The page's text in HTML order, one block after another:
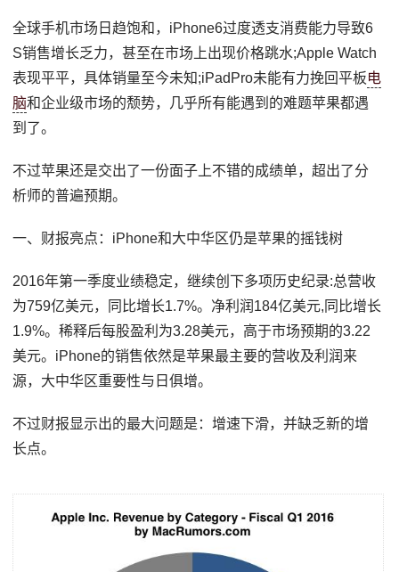
全球手机市场日趋饱和，iPhone6过度透支消费能力导致6
S销售增长乏力，甚至在市场上出现价格跳水;Apple Watch
表现平平，具体销量至今未知;iPadPro未能有力挽回平板电
脑和企业级市场的颓势，几乎所有能遇到的难题苹果都遇
到了。
不过苹果还是交出了一份面子上不错的成绩单，超出了分
析师的普遍预期。
一、财报亮点：iPhone和大中华区仍是苹果的摇钱树
2016年第一季度业绩稳定，继续创下多项历史纪录:总营收
为759亿美元，同比增长1.7%。净利润184亿美元,同比增长
1.9%。稀释后每股盈利为3.28美元，高于市场预期的3.22
美元。iPhone的销售依然是苹果最主要的营收及利润来
源，大中华区重要性与日俱增。
不过财报显示出的最大问题是：增速下滑，并缺乏新的增
长点。